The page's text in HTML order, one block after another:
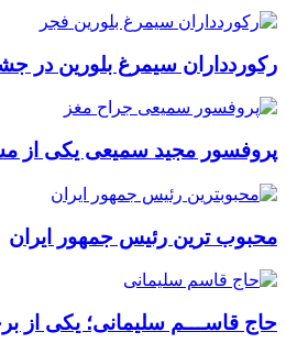
رکوردداران سیمرغ بلورین در
پروفسور مجید سمیعی یکی از
محبوب ترین رئیس جمهور ایران
حاج قاســـم سلیمانی؛ یکی از